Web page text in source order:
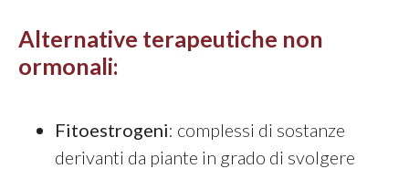
Alternative terapeutiche non
ormonali:
Fitoestrogeni: complessi di sostanze
derivanti da piante in grado di svolgere